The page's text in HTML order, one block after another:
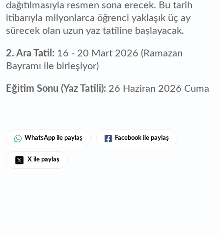
dağıtılmasıyla resmen sona erecek. Bu tarih
itibarıyla milyonlarca öğrenci yaklaşık üç ay
sürecek olan uzun yaz tatiline başlayacak.
2. Ara Tatil: 16 - 20 Mart 2026 (Ramazan
Bayramı ile birleşiyor)
Eğitim Sonu (Yaz Tatili): 26 Haziran 2026 Cuma
WhatsApp ile paylaş Facebook ile paylaş
X ile paylaş